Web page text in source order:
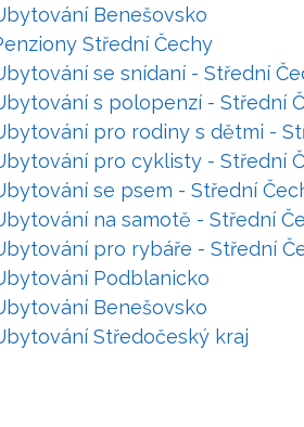
Benešovsko
Střední Čechy
se snídaní - Střední
s polopenzí - Střední
pro rodiny s dětmi -
pro cyklisty - Střední
se psem - Střední
na samotě - Střední
pro rybáře - Střední
Podblanicko
Benešovsko
Středočeský kraj